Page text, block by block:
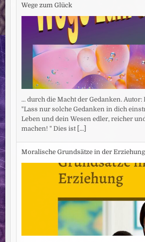
Wege zum Glück
... durch die Macht der Gedanken. Autor:
"Lass nur solche Gedanken in dich
Leben und dein Wesen edler, reicher
machen! " Dies ist [...]
Moralische Grundsätze in der Erziehung